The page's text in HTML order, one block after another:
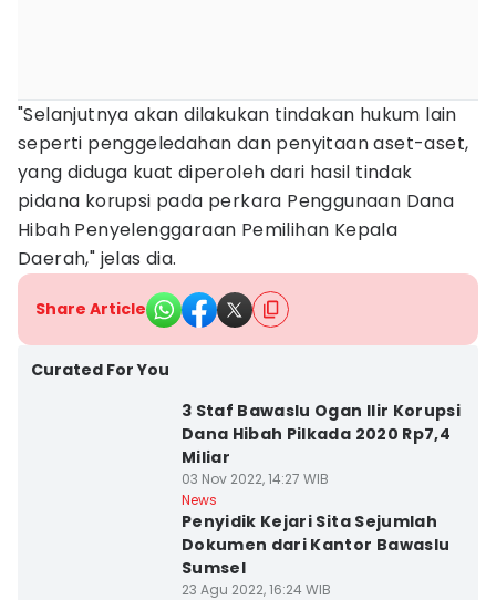
"Selanjutnya akan dilakukan tindakan hukum lain
seperti penggeledahan dan penyitaan aset-aset,
yang diduga kuat diperoleh dari hasil tindak
pidana korupsi pada perkara Penggunaan Dana
Hibah Penyelenggaraan Pemilihan Kepala
Daerah," jelas dia.
Share Article
Curated For You
3 Staf Bawaslu Ogan Ilir Korupsi
Dana Hibah Pilkada 2020 Rp7,4
Miliar
03 Nov 2022, 14:27 WIB
News
Penyidik Kejari Sita Sejumlah
Dokumen dari Kantor Bawaslu
Sumsel
23 Agu 2022, 16:24 WIB